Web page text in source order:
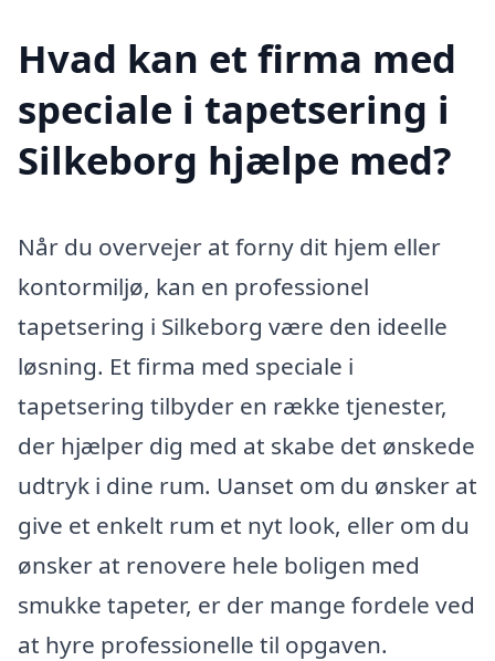
Hvad kan et firma med
speciale i tapetsering i
Silkeborg hjælpe med?
Når du overvejer at forny dit hjem eller
kontormiljø, kan en professionel
tapetsering i Silkeborg være den ideelle
løsning. Et firma med speciale i
tapetsering tilbyder en række tjenester,
der hjælper dig med at skabe det ønskede
udtryk i dine rum. Uanset om du ønsker at
give et enkelt rum et nyt look, eller om du
ønsker at renovere hele boligen med
smukke tapeter, er der mange fordele ved
at hyre professionelle til opgaven.